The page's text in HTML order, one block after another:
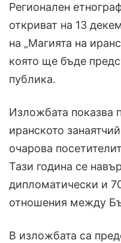
Регионален
откриват на 13
на „Магията на
която ще бъде
публика.
Изложбата показва
иранското
очарова
Тази година се
дипломатически и
отношения между
В изложбата са